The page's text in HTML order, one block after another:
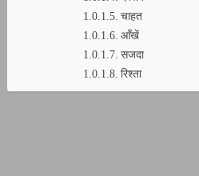
चाहत
आँखें
सजदा
रिश्ता